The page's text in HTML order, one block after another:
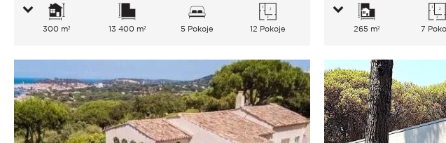
300 m² 13 400 m² 5 Pokoje 12 Pokoje 265 m² 7